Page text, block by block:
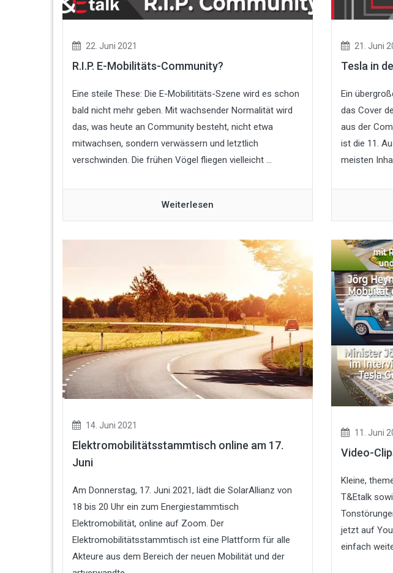
22. Juni 2021
R.I.P. E-Mobilitäts-Community?
Eine steile These: Die E-Mobilititäts-Szene wird es schon
bald nicht mehr geben. Mit wachsender Normalität wird
das, was heute an Community besteht, nicht etwa
mitwachsen, sondern verwässern und letztlich
verschwinden. Die frühen Vögel fliegen vielleicht ...
Weiterlesen
21. Juni
Tesla in
Ein
das Cover
aus der
ist die 11.
meisten
14. Juni 2021
Elektromobilitätsstammtisch online am 17.
Juni
Am Donnerstag, 17. Juni 2021, lädt die SolarAllianz von
18 bis 20 Uhr ein zum Energiestammtisch
Elektromobilität, online auf Zoom. Der
Elektromobilitätsstammtisch ist eine Plattform für alle
Akteure aus dem Bereich der neuen Mobilität und der
11. Juni
Video-
Kleine,
T&Etalk
jetzt auf
einfach